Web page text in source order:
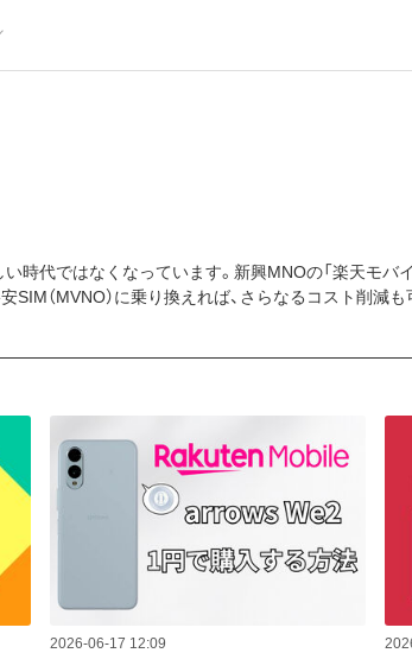
代ではなくなっています。新興MNOの「楽天モバ
（MVNO）に乗り換えれば、さらなるコスト削減も
2026-06-17 12:09